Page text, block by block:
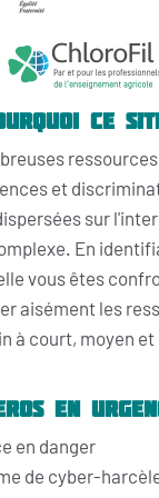
ce
et
sur
En
vous êtes
aisément les
à court, moyen
en
en danger
de cyber-